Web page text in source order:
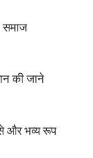
समाज
की जाने
और भव्य रूप